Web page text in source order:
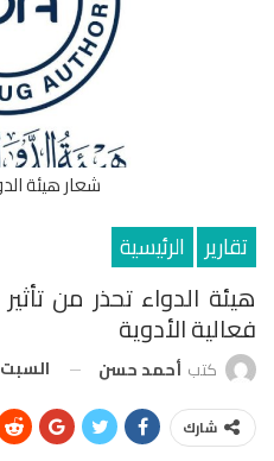
شعار هيئة
تقارير الرئيسية
هيئة الدواء تحذر من
فعالية الأدوية
كتب أحمد حسن السبت 8 أغسطس, 2026 2:18 م
شارك